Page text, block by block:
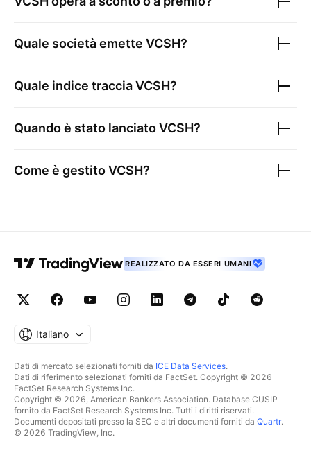
Quale società emette VCSH?
Quale indice tracciaVCSH?
Quando è stato lanciatoVCSH?
Come è gestitoVCSH?
REALIZZATO DA ESSERI UMANI
Italiano
Dati di mercato selezionati forniti da ICE Data Services.
Dati di riferimento selezionati forniti da FactSet. Copyright © 2026
FactSet Research Systems Inc.
Copyright © 2026, American Bankers Association. Database CUSIP
fornito da FactSet Research Systems Inc. Tutti i diritti riservati.
Documenti depositati presso la SEC e altri documenti forniti da Quartr.
© 2026 TradingView, Inc.